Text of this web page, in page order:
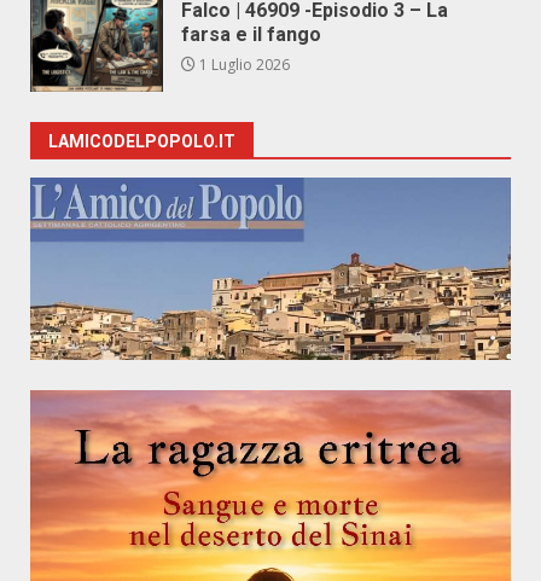
Falco | 46909 -Episodio 3 – La
farsa e il fango
1 Luglio 2026
LAMICODELPOPOLO.IT